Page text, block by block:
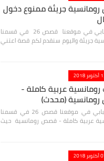
جريئة ممنوع دخول
مرحباً بكم أصدقائي وأحبابي في موقعنا قصص 26 في قسمنا
جريئة واليوم سنقدم لكم قصة اعتني
2018
رومانسية عربية كاملة -
(محدث)
مرحباً بكم أصدقائي وأحبابي في موقعنا قصص 26 في قسمنا
عربية كاملة - قصص رومانسية حيث
2018